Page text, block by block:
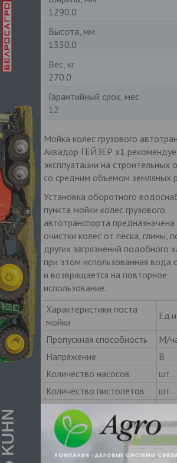
1290.0
Высота, мм
1330.0
Вес, кг
270.0
Гарантийный срок, мес
12
Мойка колес грузового
Аквадор ГЕЙЗЕР x1
эксплуатации на строительных
со средним объемом земляных
Установка оборотного
пункта мойки колес грузового
автотранспорта предназначена
очистки колес от песка, глины,
других загрязнений подобного
при этом использованная вода
и возвращается на повторное
использование.
Характеристики поста
мойки
Пропускная способность
М/
Напряжение
В
Количество насосов
шт.
Количество пистолетов
шт.
Давление на каждый
пистолет
Расход воды
л/ч
Зимний комплект